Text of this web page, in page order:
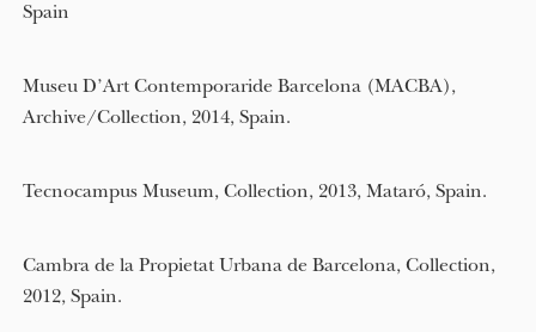
Spain
Museu D’Art Contemporaride Barcelona (MACBA),
Archive/Collection, 2014, Spain.
Tecnocampus Museum, Collection, 2013, Mataró, Spain.
Cambra de la Propietat Urbana de Barcelona, Collection,
2012, Spain.